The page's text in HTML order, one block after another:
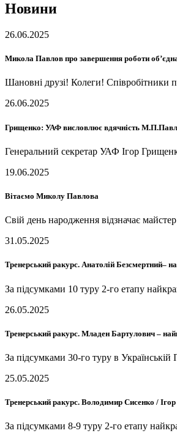
Новини
26.06.2025
Микола Павлов про завершення роботи
Шановні друзі! Колеги! Співробітники
26.06.2025
Грищенко: УАФ висловлює вдячність
Генеральний секретар УАФ Ігор
19.06.2025
Вітаємо Миколу Павлова
Свій день народження відзначає
31.05.2025
Тренерський ракурс. Анатолій Безсмертний–
За підсумками 10 туру 2-го етапу
26.05.2025
Тренерський ракурс. Младен Бартулович –
За підсумками 30-го туру в
25.05.2025
Тренерський ракурс. Володимир Сисенко /
За підсумками 8-9 туру 2-го етапу